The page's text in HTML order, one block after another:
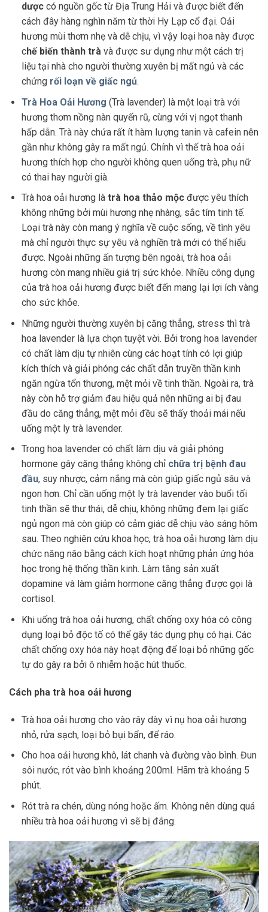
dượccó nguồn gốc từ Địa Trung Hải và được biết đến
cách đây hàng nghìn năm từ thời Hy Lạp cổ đại. Oải
hương mùi thơm nhẹ và dễ chịu, vì vậy loại hoa này được
chế biến thành tràvà được sư dụng như một cách trị
liệu tại nhà cho người thường xuyên bị mất ngủ và các
chứng rối loạn về giấc ngủ.
Trà Hoa Oải Hương (Trà lavender) là một loại trà với
hương thơm nồng nàn quyến rũ, cùng với vị ngọt thanh
hấp dẫn. Trà này chứa rất ít hàm lượng tanin và cafein nên
gần như không gây ra mất ngủ. Chính vì thế trà hoa oải
hương thích hợp cho người không quen uống trà, phụ nữ
có thai hay người già.
Trà hoa oải hương là trà hoa thảo mộcđược yêu thích
không những bởi mùi hương nhẹ nhàng, sắc tím tinh tế.
Loại trà này còn mang ý nghĩa về cuộc sống, về tình yêu
mà chỉ người thực sự yêu và nghiền trà mới có thể hiểu
được. Ngoài những ấn tượng bên ngoài, trà hoa oải
hương còn mang nhiều giá trị sức khỏe. Nhiều công dụng
của trà hoa oải hương được biết đến mang lại lợi ích vàng
cho sức khỏe.
Những người thường xuyên bị căng thẳng, stress thì trà
hoa lavender là lựa chọn tuyệt vời. Bởi trong hoa lavender
có chất làm dịu tự nhiên cùng các hoạt tính có lợi giúp
kích thích và giải phóng các chất dẫn truyền thần kinh
ngăn ngừa tổn thương, mệt mỏi về tinh thần. Ngoài ra, trà
này còn hỗ trợ giảm đau hiệu quả nên những ai bị đau
đầu do căng thẳng, mệt mỏi đều sẽ thấy thoải mái nếu
uống một ly trà lavender.
Trong hoa lavender có chất làm dịu và giải phóng
hormone gây căng thẳng không chỉ chữa trị bệnh đau
đầu, suy nhược, cảm nắng mà còn giúp giấc ngủ sâu và
ngon hơn. Chỉ cần uống một ly trà lavender vào buổi tối
tinh thần sẽ thư thái, dễ chịu, không những đem lại giấc
ngủ ngon mà còn giúp có cảm giác dễ chịu vào sáng hôm
sau. Theo nghiên cứu khoa học, trà hoa oải hương làm dịu
chức năng não bằng cách kích hoạt những phản ứng hóa
học trong hệ thống thần kinh. Làm tăng sản xuất
dopamine và làm giảm hormone căng thẳng được gọi là
cortisol.
Khi uống trà hoa oải hương, chất chống oxy hóa có công
dụng loại bỏ độc tố có thể gây tác dụng phụ có hại. Các
chất chống oxy hóa này hoạt động để loại bỏ những gốc
tự do gây ra bởi ô nhiễm hoặc hút thuốc.
Cách pha trà hoa oải hương
Trà hoa oải hương cho vào rây dày vì nụ hoa oải hương
nhỏ, rửa sạch, loại bỏ bụi bẩn, để ráo.
Cho hoa oải hương khô, lát chanh và đường vào bình. Đun
sôi nước, rót vào bình khoảng 200ml. Hãm trà khoảng 5
phút.
Rót trà ra chén, dùng nóng hoặc ấm. Không nên dùng quá
nhiều trà hoa oải hương vì sẽ bị đắng.